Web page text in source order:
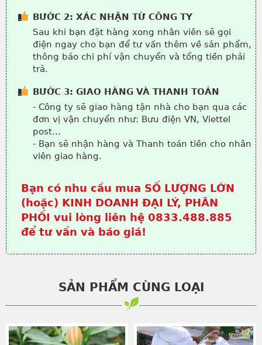
BƯỚC 2: XÁC NHẬN TỪ CÔNG TY
Sau khi bạn đặt hàng xong nhân viên sẽ gọi
điện ngay cho bạn để tư vấn thêm về sản phẩm,
thông báo chi phí vận chuyển và tổng tiền phải
trả.
BƯỚC 3: GIAO HÀNG VÀ THANH TOÁN
- Công ty sẽ giao hàng tận nhà cho bạn qua các
đơn vị vận chuyển như: Bưu điện VN, Viettel
post…
- Bạn sẽ nhận hàng và Thanh toán tiền cho nhân
viên giao hàng.
Bạn có nhu cầu mua SỐ LƯỢNG LỚN
(hoặc) KINH DOANH ĐẠI LÝ, PHÂN
PHỐI vui lòng liên hệ 0833.488.885
để tư vấn và báo giá!
SẢN PHẨM CÙNG LOẠI